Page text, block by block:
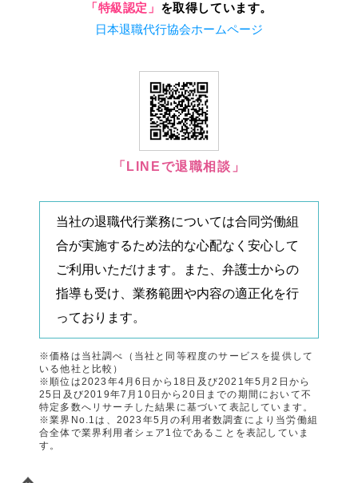
「特級認定」 を取得しています。
日本退職代行協会ホームページ
「LINEで退職相談」
当社の退職代行業務については合同労働組
合が実施するため法的な心配なく安心して
ご利用いただけます。また、弁護士からの
指導も受け、業務範囲や内容の適正化を行
っております。
※価格は当社調べ（当社と同等程度のサービスを提供して
いる他社と比較）
※順位は2023年4月6日から18日及び2021年5月2日から
25日及び2019年7月10日から20日までの期間において不
特定多数へリサーチした結果に基づいて表記しています。
※業界No.1は、2023年5月の利用者数調査により当労働組
合全体で業界利用者シェア1位であることを表記していま
す。